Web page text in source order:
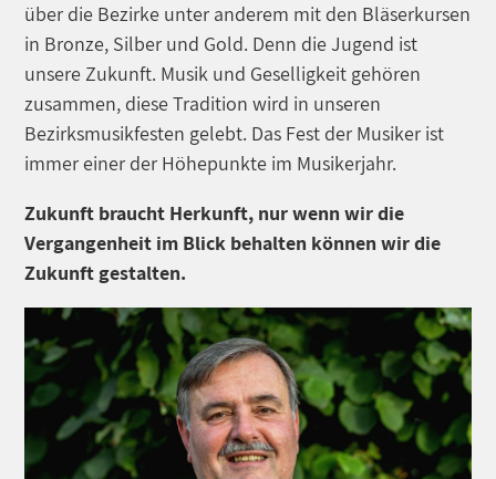
über die Bezirke unter anderem mit den Bläserkursen
in Bronze, Silber und Gold. Denn die Jugend ist
unsere Zukunft. Musik und Geselligkeit gehören
zusammen, diese Tradition wird in unseren
Bezirksmusikfesten gelebt. Das Fest der Musiker ist
immer einer der Höhepunkte im Musikerjahr.
Zukunft braucht Herkunft, nur wenn wir die
Vergangenheit im Blick behalten können wir die
Zukunft gestalten.